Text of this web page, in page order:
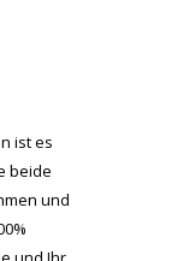
ist es
beide
und